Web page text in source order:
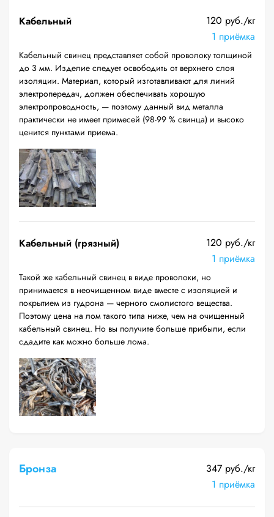
Кабельный
120 руб./кг
1 приёмка
Кабельный свинец представляет собой проволоку толщиной
до 3 мм. Изделие следует освободить от верхнего слоя
изоляции. Материал, который изготавливают для линий
электропередач, должен обеспечивать хорошую
электропроводность, — поэтому данный вид металла
практически не имеет примесей (98-99 % свинца) и высоко
ценится пунктами приема.
Кабельный (грязный)
120 руб./кг
1 приёмка
Такой же кабельный свинец в виде проволоки, но
принимается в неочищенном виде вместе с изоляцией и
покрытием из гудрона — черного смолистого вещества.
Поэтому цена на лом такого типа ниже, чем на очищенный
кабельный свинец. Но вы получите больше прибыли, если
сдадите как можно больше лома.
Бронза
347 руб./кг
1 приёмка